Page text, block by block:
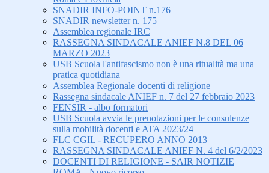
SNADIR INFO-POINT n.176
SNADIR newsletter n. 175
Assemblea regionale IRC
RASSEGNA SINDACALE ANIEF N.8 DEL 06
MARZO 2023
USB Scuola l'antifascismo non è una ritualità ma una
pratica quotidiana
Assemblea Regionale docenti di religione
Rassegna sindacale ANIEF n. 7 del 27 febbraio 2023
FENSIR - albo formatori
USB Scuola avvia le prenotazioni per le consulenze
sulla mobilità docenti e ATA 2023/24
FLC CGIL - RECUPERO ANNO 2013
RASSEGNA SINDACALE ANIEF N. 4 del 6/2/2023
DOCENTI DI RELIGIONE - SAIR NOTIZIE